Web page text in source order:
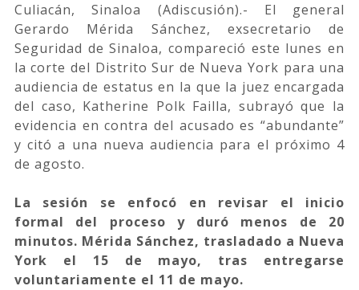
Culiacán, Sinaloa (Adiscusión).- El general
Gerardo Mérida Sánchez, exsecretario de
Seguridad de Sinaloa, compareció este lunes en
la corte del Distrito Sur de Nueva York para una
audiencia de estatus en la que la juez encargada
del caso, Katherine Polk Failla, subrayó que la
evidencia en contra del acusado es “abundante”
y citó a una nueva audiencia para el próximo 4
de agosto.
La sesión se enfocó en revisar el inicio
formal del proceso y duró menos de 20
minutos. Mérida Sánchez, trasladado a Nueva
York el 15 de mayo, tras entregarse
voluntariamente el 11 de mayo.